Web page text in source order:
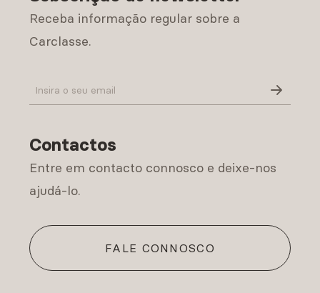
Receba informação regular sobre a
Carclasse.
Contactos
Entre em contacto connosco e deixe-nos
ajudá-lo.
FALE CONNOSCO